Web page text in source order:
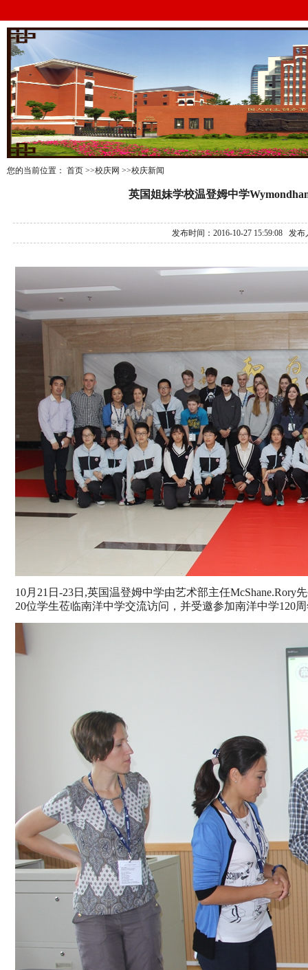
您的当前位置： 首页 >>校庆网 >>校庆新闻
英国姐妹学校温登姆中学
发布时间：2016-10-27 15:59:08 发
10月 21 日 -23日 ,英国温登姆中学由艺术部主任McShane.Rory
20位学生莅临南洋中学交流访问，并受邀参加南洋中学120